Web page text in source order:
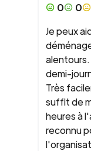
0
0
Je peux
alentours.
demi-
Très
suffit de
heures à
reconnu